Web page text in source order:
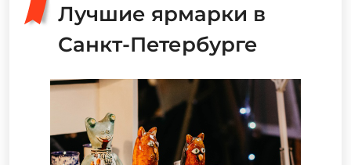
Лучшие ярмарки в
Санкт-Петербурге